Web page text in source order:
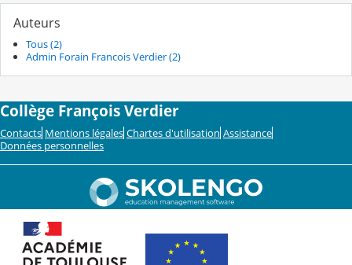
Auteurs
Tous (2)
Admin Forain Francois Verdier (2)
Collège François Verdier
Contacts Mentions légales Chartes d'utilisation Assistance
Données personnelles